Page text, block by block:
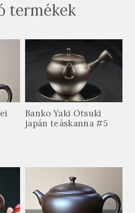
termékek
Banko Yaki Otsuki
japán teáskanna #5